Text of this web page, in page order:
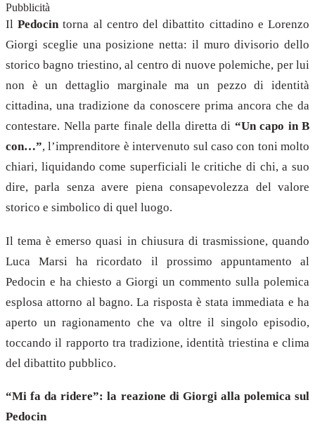
Pubblicità
IlPedocintorna al centro del dibattito cittadino e Lorenzo
Giorgi sceglie una posizione netta: il muro divisorio dello
storico bagno triestino, al centro di nuove polemiche, per lui
non è un dettaglio marginale ma un pezzo di identità
cittadina, una tradizione da conoscere prima ancora che da
contestare. Nella parte finale della diretta di “Un capo in B
con…”, l’imprenditore è intervenuto sul caso con toni molto
chiari, liquidando come superficiali le critiche di chi, a suo
dire, parla senza avere piena consapevolezza del valore
storico e simbolico di quel luogo.
Il tema è emerso quasi in chiusura di trasmissione, quando
Luca Marsi ha ricordato il prossimo appuntamento al
Pedocin e ha chiesto a Giorgi un commento sulla polemica
esplosa attorno al bagno. La risposta è stata immediata e ha
aperto un ragionamento che va oltre il singolo episodio,
toccando il rapporto tra tradizione, identità triestina e clima
del dibattito pubblico.
“Mi fa da ridere”: la reazione di Giorgi alla polemica sul
Pedocin